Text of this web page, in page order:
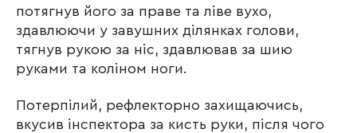
потягнув його за праве та ліве вухо,
здавлюючи у завушних ділянках голови,
тягнув рукою за ніс, здавлював за шию
руками та коліном ноги.
Потерпілий, рефлекторно захищаючись,
вкусив інспектора за кисть руки, після чого